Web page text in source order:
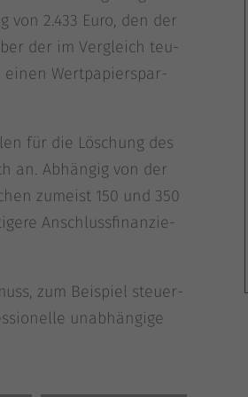
2.433 Euro, den der
der im Ver­gleich teu­
einen Wert­pa­pier­spar­
für die Löschung des
an. Abhän­gig von der
zumeist 150 und 350
Anschluss­fi­nan­zie­
zum Bei­spiel steu­er­
unab­hän­gi­ge
Medien akzeptiert werden, bedarf der Zugriff
keiner manuellen Einwilligung mehr.
Informationen anzeigen
Datenschutzerklärung